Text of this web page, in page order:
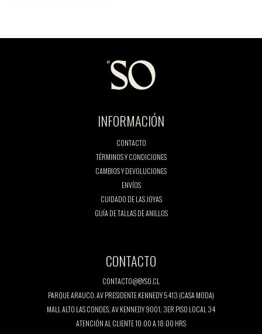
INFORMACIÓN
CONTACTO
TÉRMINOS Y CONDICIONES
CAMBIOS Y DEVOLUCIONES
ENVÍOS
CUIDADO DE LAS JOYAS
GUÍA DE TALLAS DE ANILLOS
CONTACTO
CONTACTO@BYSO.CL
PARQUE ARAUCO. AV PRESIDENTE KENNEDY 5413 (CASA MODA)
MALL ALTO LAS CONDES, AV KENNEDY 9001, 3ER PISO LOCAL 34
ATENCIÓN AL CLIENTE 10:00 A 18:00 HRS